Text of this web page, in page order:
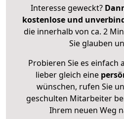
Interesse geweckt?
kostenlose und
die innerhalb von ca. 2
Sie glauben
Probieren Sie es einfach
lieber gleich eine
wünschen, rufen Sie
geschulten Mitarbeiter
Ihrem neuen Weg